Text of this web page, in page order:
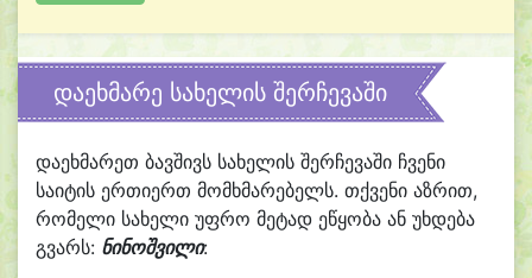
დაეხმარე სახელის შერჩევაში
დაეხმარეთ ბავშივს სახელის შერჩევაში ჩვენი
საიტის ერთიერთ მომხმარებელს. თქვენი აზრით,
რომელი სახელი უფრო მეტად ეწყობა ან უხდება
გვარს: ნინოშვილი: